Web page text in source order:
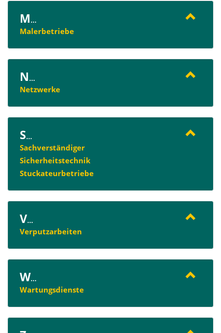
M...
Malerbetriebe
N...
Netzwerke
S...
Sachverständiger
Sicherheitstechnik
Stuckateurbetriebe
V...
Verputzarbeiten
W...
Wartungsdienste